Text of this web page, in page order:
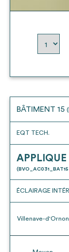
BÂTIMENT 15
EQT TECH.
APPLIQUE
ÉCLAIRAGE
Villenave-d'Ornon